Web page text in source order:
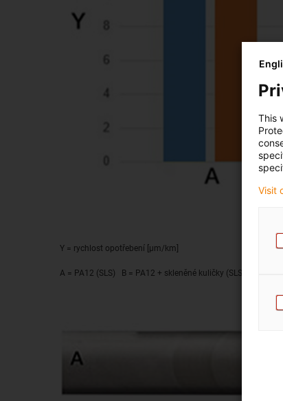
Y = rychlost opotřebení [μm/km]
A = PA12 (SLS) B = PA12 + skleněné kuličky (SLS) C =
This
Visit